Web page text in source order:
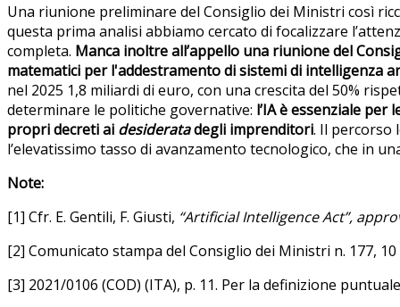
Una riunione preliminare del Consiglio dei Ministri così
questa prima analisi abbiamo cercato di focalizzare
completa. Manca inoltre all’appello una riunione del
matematici per l'addestramento di sistemi di intelligenza
nel 2025 1,8 miliardi di euro, con una crescita del 50%
determinare le politiche governative: l’IA è essenziale
propri decreti ai desideratadegli imprenditori. Il percorso
l’elevatissimo tasso di avanzamento tecnologico, che in
Note:
[1] Cfr. E. Gentili, F. Giusti, “Artificial Intelligence Act”,
[2] Comunicato stampa del Consiglio dei Ministri n. 177, 10
[3] 2021/0106 (COD) (ITA), p. 11. Per la definizione